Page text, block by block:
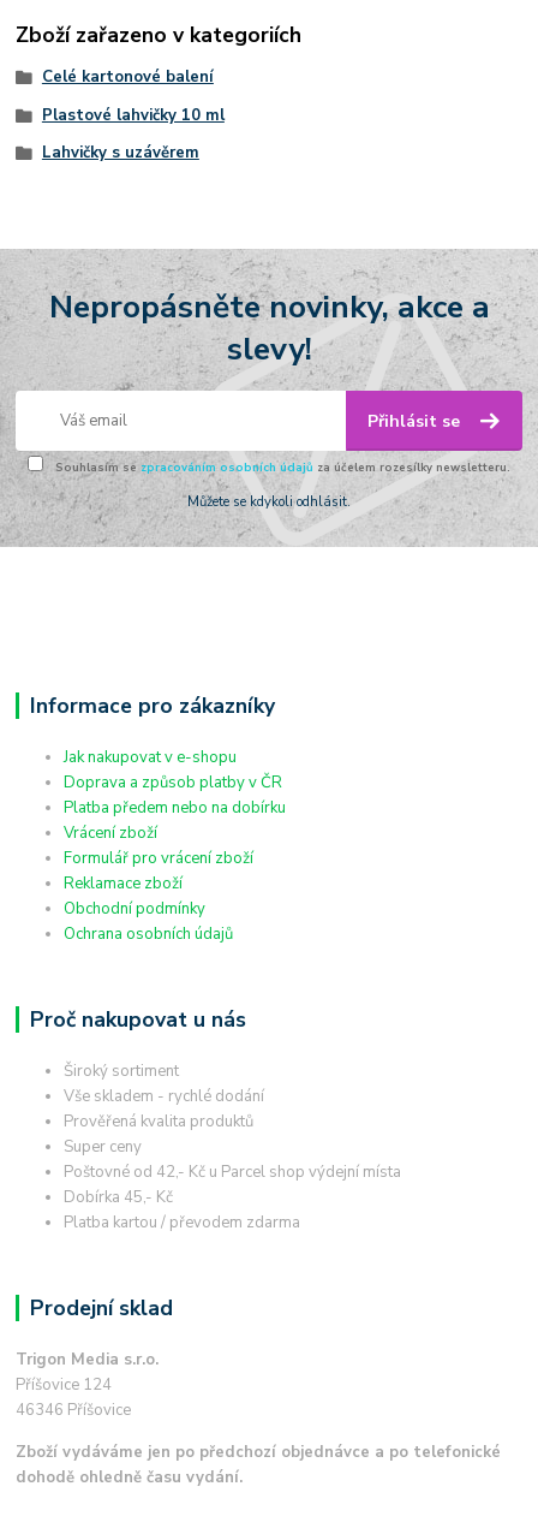
Zboží zařazeno v kategoriích
Celé kartonové balení
Plastové lahvičky 10 ml
Lahvičky s uzávěrem
Nepropásněte novinky, akce a
slevy!
Přihlásit se
Souhlasím se zpracováním osobních údajů za účelem rozesílky newsletteru.
Můžete se kdykoli odhlásit.
Informace pro zákazníky
Jak nakupovat v e-shopu
Doprava a způsob platby v ČR
Platba předem nebo na dobírku
Vrácení zboží
Formulář pro vrácení zboží
Reklamace zboží
Obchodní podmínky
Ochrana osobních údajů
Proč nakupovat u nás
Široký sortiment
Vše skladem - rychlé dodání
Prověřená kvalita produktů
Super ceny
Poštovné od 42,- Kč u Parcel shop výdejní místa
Dobírka 45,- Kč
Platba kartou / převodem zdarma
Prodejní sklad
Trigon Media s.r.o.
Příšovice 124
46346 Příšovice
Zboží vydáváme jen po předchozí objednávce a po telefonické
dohodě ohledně času vydání.